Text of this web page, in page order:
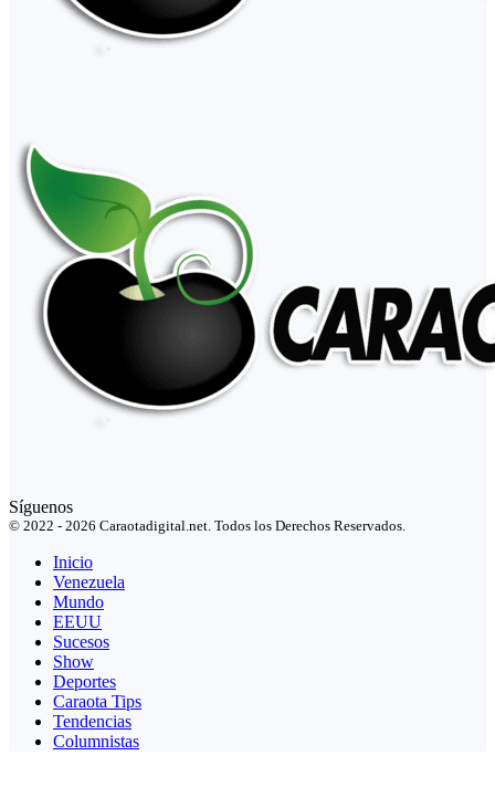
Síguenos
© 2022 - 2026 Caraotadigital.net. Todos los Derechos Reservados.
Inicio
Venezuela
Mundo
EEUU
Sucesos
Show
Deportes
Caraota Tips
Tendencias
Columnistas